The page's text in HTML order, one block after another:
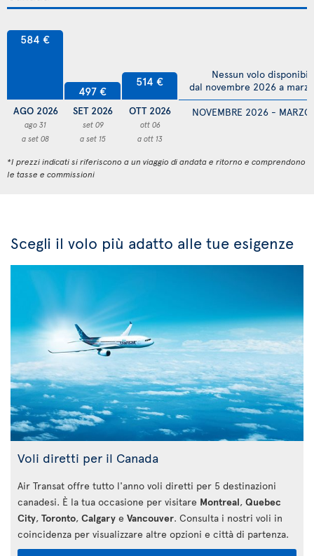
584 €
AGO 2026
ago 31
a set 08
497 €
SET 2026
set 09
a set 15
514 €
OTT 2026
ott 06
a ott 13
NOVEMBRE 2026 -
Nessun volo
dal novembre 2026 a
*I prezzi indicati si riferiscono a un viaggio di andata e ritorno e comprendono
le tasse e commissioni
Scegli il volo più adatto alle tue esigenze
Voli diretti per il Canada
Air Transat offre tutto l'anno voli diretti per 5 destinazioni
canadesi. È la tua occasione per visitare Montreal, Quebec
City, Toronto, Calgary e Vancouver. Consulta i nostri voli in
coincidenza per visualizzare altre opzioni e città di partenza.